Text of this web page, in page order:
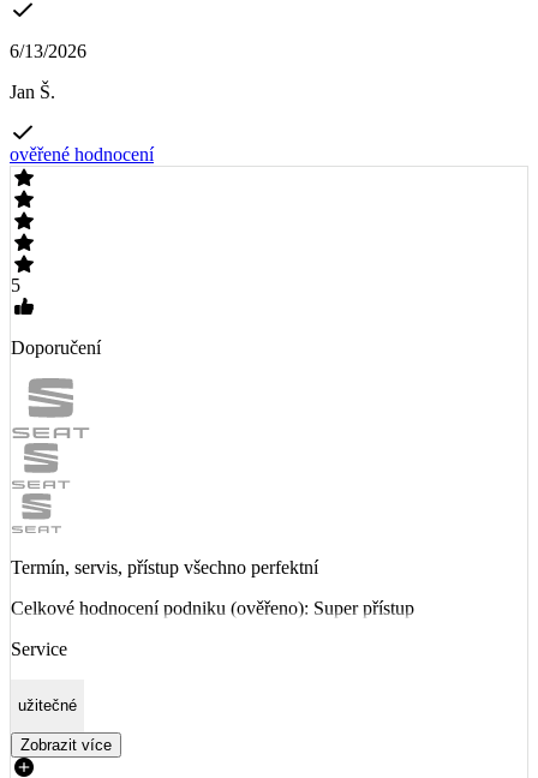
6/13/2026
Jan Š.
ověřené hodnocení
5
Doporučení
Termín, servis, přístup všechno perfektní
Celkové hodnocení podniku (ověřeno): Super přístup
Service
užitečné
Zobrazit více